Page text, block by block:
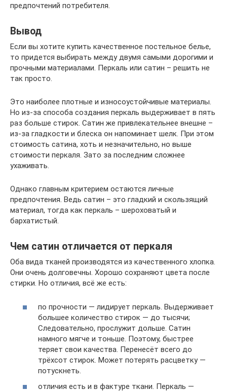
предпочтений потребителя.
Вывод
Если вы хотите купить качественное постельное белье,
то придется выбирать между двумя самыми дорогими и
прочными материалами. Перкаль или сатин – решить не
так просто.
Это наиболее плотные и износоустойчивые материалы.
Но из-за способа создания перкаль выдерживает в пять
раз больше стирок. Сатин же привлекательнее внешне –
из-за гладкости и блеска он напоминает шелк. При этом
стоимость сатина, хоть и незначительно, но выше
стоимости перкаля. Зато за последним сложнее
ухаживать.
Однако главным критерием остаются личные
предпочтения. Ведь сатин – это гладкий и скользящий
материал, тогда как перкаль – шероховатый и
бархатистый.
Чем сатин отличается от перкаля
Оба вида тканей производятся из качественного хлопка.
Они очень долговечны. Хорошо сохраняют цвета после
стирки. Но отличия, всё же есть:
по прочности — лидирует перкаль. Выдерживает
большее количество стирок — до тысячи;
Следовательно, прослужит дольше. Сатин
намного мягче и тоньше. Поэтому, быстрее
теряет свои качества. Перенесёт всего до
трёхсот стирок. Может потерять расцветку —
потускнеть.
отличия есть и в фактуре ткани. Перкаль —